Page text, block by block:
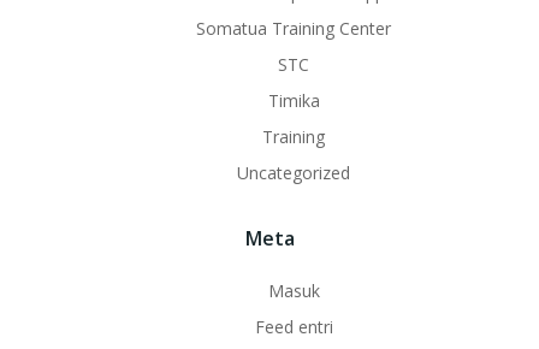
Somatua Training Center
STC
Timika
Training
Uncategorized
Meta
Masuk
Feed entri